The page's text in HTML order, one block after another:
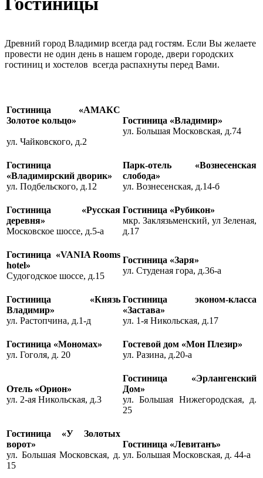
Древний город Владимир всегда рад гостям. Если Вы желаете
провести не один день в нашем городе, двери городских
гостиниц и хостелов всегда распахнуты перед Вами.
Гостиница «АМАКС
Золотое кольцо»
ул. Чайковского, д.2
Гостиница «Владимир»
ул. Большая Московская, д.74
Гостиница
«Владимирский дворик»
ул. Подбельского, д.12
Парк-отель «Вознесенская
слобода»
ул. Вознесенская, д.14-б
Гостиница «Русская
деревня»
Московское шоссе, д.5-а
Гостиница «Рубикон»
мкр. Заклязьменский, ул Зеленая,
д.17
Гостиница «VANIA Rooms
hotel»
Судогодское шоссе, д.15
Гостиница «Заря»
ул. Студеная гора, д.36-а
Гостиница «Князь
Владимир»
ул. Растопчина, д.1-д
Гостиница эконом-класса
«Застава»
ул. 1-я Никольская, д.17
Гостиница «Мономах»
ул. Гоголя, д. 20
Гостевой дом «Мон Плезир»
ул. Разина, д.20-а
Отель «Орион»
ул. 2-ая Никольская, д.3
Гостиница «Эрлангенский
Дом»
ул. Большая Нижегородская, д.
25
Гостиница «У Золотых
ворот»
ул. Большая Московская, д.
15
Гостиница «Левитанъ»
ул. Большая Московская, д. 44-а